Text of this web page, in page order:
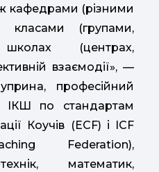
кафедрами (різними
класами (групами,
(центрах,
взаємодії», —
професійний
ІКШ по стандартам
Коучів (ECF) і ICF
Federation),
математик,